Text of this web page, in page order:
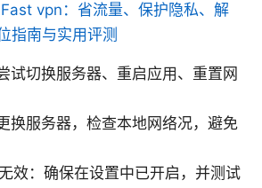
Fast vpn：省流量、保护隐私、解
指南与实用评测
试切换服务器、重启应用、重置网
换服务器，检查本地网络况，避免
效：确保在设置中已开启，并测试